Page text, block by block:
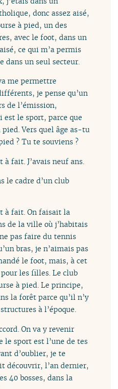
donc assez aisé,
à pied, un des
avec le foot, dans un
ce qui m’a permis
dans un seul secteur.
me permettre
je pense qu’un
de l’émission,
le sport, parce que
Vers quel âge as-tu
? Tu te souviens ?
à fait. J’avais neuf ans.
le cadre d’un club
à fait. On faisait la
de la ville où j’habitais
pas faire du tennis
bras, je n’aimais pas
le foot, mais, à cet
les filles. Le club
à pied. Le principe,
la forêt parce qu’il n’y
à l’époque.
On va y revenir
le sport est l’une de tes
d’oublier, je te
découvrir, l’an dernier,
40 bosses, dans la